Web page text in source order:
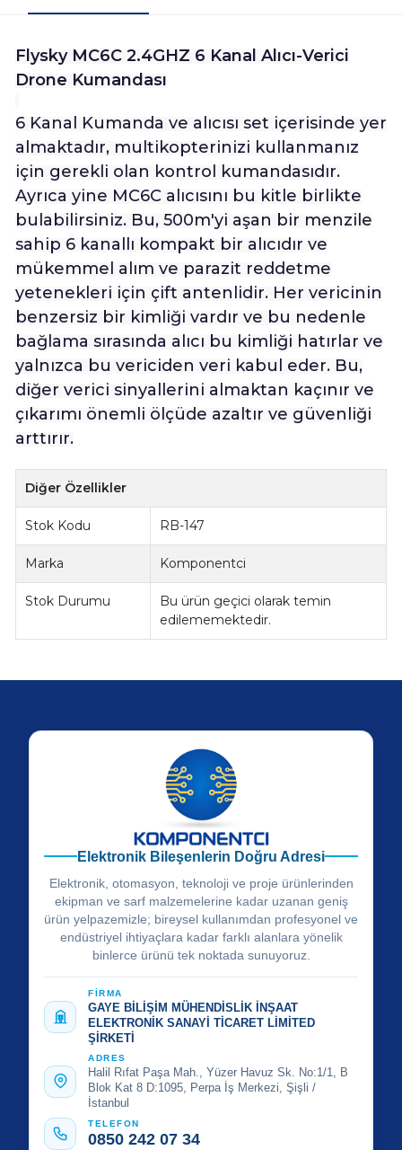
Flysky MC6C 2.4GHZ 6 Kanal Alıcı-Verici
Drone Kumandası
6 Kanal Kumanda ve alıcısı set içerisinde yer
almaktadır, multikopterinizi kullanmanız
için gerekli olan kontrol kumandasıdır.
Ayrıca yine MC6C alıcısını bu kitle birlikte
bulabilirsiniz. Bu, 500m'yi aşan bir menzile
sahip 6 kanallı kompakt bir alıcıdır ve
mükemmel alım ve parazit reddetme
yetenekleri için çift antenlidir. Her vericinin
benzersiz bir kimliği vardır ve bu nedenle
bağlama sırasında alıcı bu kimliği hatırlar ve
yalnızca bu vericiden veri kabul eder. Bu,
diğer verici sinyallerini almaktan kaçınır ve
çıkarımı önemli ölçüde azaltır ve güvenliği
arttırır.
Diğer Özellikler
Stok Kodu RB-147
Marka Komponentci
Stok Durumu
Bu ürün geçici olarak temin
edilememektedir.
Elektronik Bileşenlerin Doğru Adresi
Elektronik, otomasyon, teknoloji ve proje ürünlerinden
ekipman ve sarf malzemelerine kadar uzanan geniş
ürün yelpazemizle; bireysel kullanımdan profesyonel ve
endüstriyel ihtiyaçlara kadar farklı alanlara yönelik
binlerce ürünü tek noktada sunuyoruz.
FİRMA
GAYE BİLİŞİM MÜHENDİSLİK İNŞAAT
ELEKTRONİK SANAYİ TİCARET LİMİTED
ŞİRKETİ
ADRES
Halil Rıfat Paşa Mah., Yüzer Havuz Sk. No:1/1, B
Blok Kat 8 D:1095, Perpa İş Merkezi, Şişli /
İstanbul
TELEFON
0850 242 07 34